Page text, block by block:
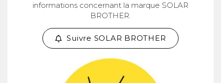
informations concernant la marque SOLAR
BROTHER.
Suivre SOLAR BROTHER